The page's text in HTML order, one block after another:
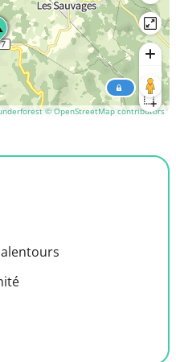
© OpenStreetMap contributors